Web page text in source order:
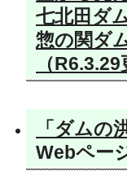
七北田ダ
惣の関ダ
（R6.3.29
「ダムの
Webペー